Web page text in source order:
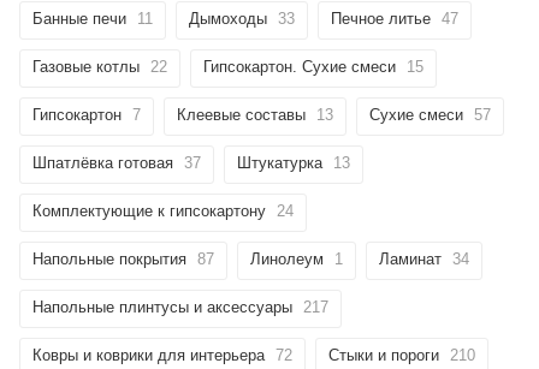
Банные печи 11 Дымоходы 33 Печное литье 47
Газовые котлы 22 Гипсокартон. Сухие смеси 15
Гипсокартон 7 Клеевые составы 13 Сухие смеси 57
Шпатлёвка готовая 37 Штукатурка 13
Комплектующие к гипсокартону 24
Напольные покрытия 87 Линолеум 1 Ламинат 34
Напольные плинтусы и аксессуары 217
Ковры и коврики для интерьера 72 Стыки и пороги 210
25
недели
Остались вопросы?
8 800 302-02-51